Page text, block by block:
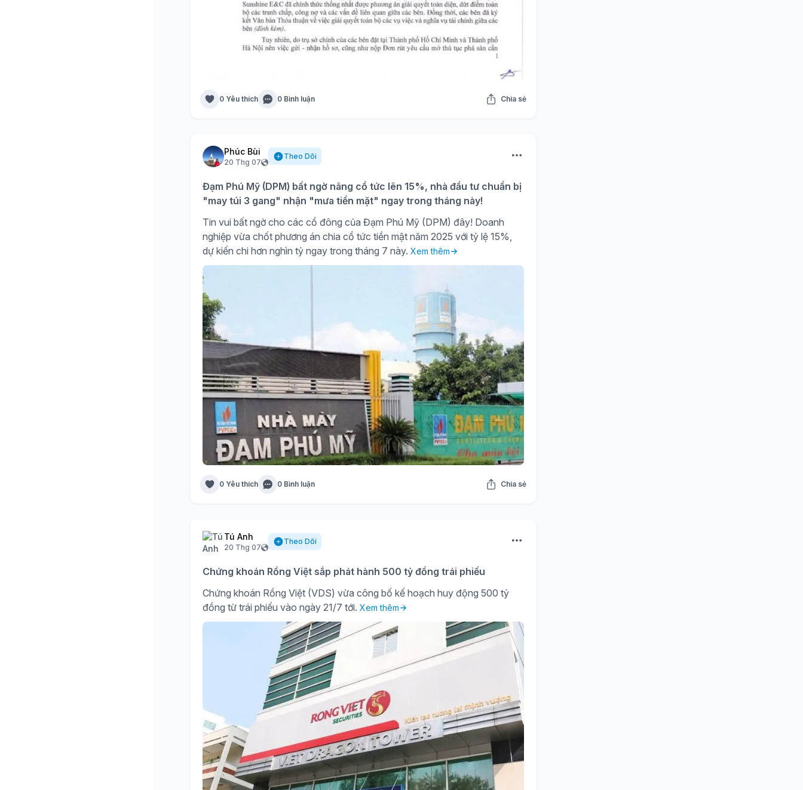
0 Yêu thích 0 Bình luận Chia sẻ
Phúc Bùi
20 Thg 07
Theo Dõi
Đạm Phú Mỹ (DPM) bất ngờ nâng cổ tức lên 15%, nhà đầu tư chuẩn bị
"may túi 3 gang" nhận "mưa tiền mặt" ngay trong tháng này!
Tin vui bất ngờ cho các cổ đông của Đạm Phú Mỹ (DPM) đây! Doanh
nghiệp vừa chốt phương án chia cổ tức tiền mặt năm 2025 với tỷ lệ 15%,
dự kiến chi hơn nghìn tỷ ngay trong tháng 7 này. Xem thêm
0 Yêu thích 0 Bình luận Chia sẻ
Tú Anh
20 Thg 07
Theo Dõi
Chứng khoán Rồng Việt sắp phát hành 500 tỷ đồng trái phiếu
Chứng khoán Rồng Việt (VDS) vừa công bố kế hoạch huy động 500 tỷ
đồng từ trái phiếu vào ngày 21/7 tới. Xem thêm